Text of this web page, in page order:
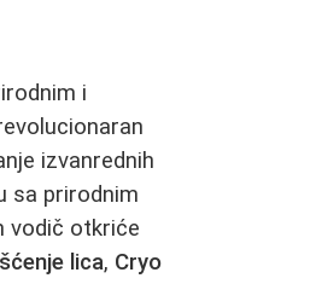
i
izvanrednih
sa prirodnim
vodič otkriće
lica, Cryo